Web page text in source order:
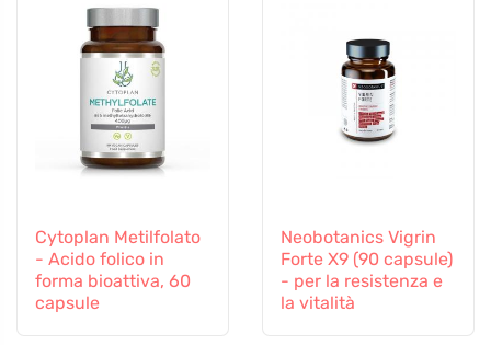
Cytoplan Metilfolato
- Acido folico in
forma bioattiva, 60
capsule
Neobotanics Vigrin
Forte X9 (90 capsule)
- per la resistenza e
la vitalità